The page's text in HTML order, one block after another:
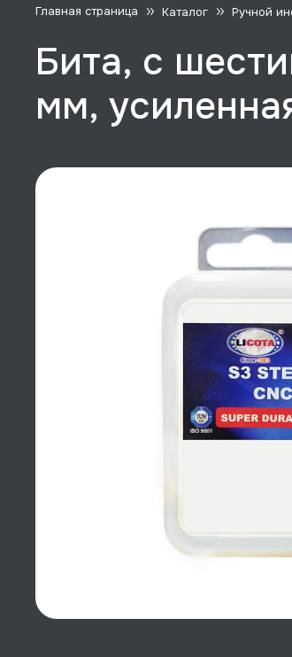
Главная страница Каталог Ручной
Бита, с
мм,